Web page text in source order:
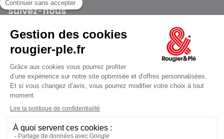
Suivez-nous
Rougier et Plé 2024 Copyright
Mentions légales
Conditions générales des ventes